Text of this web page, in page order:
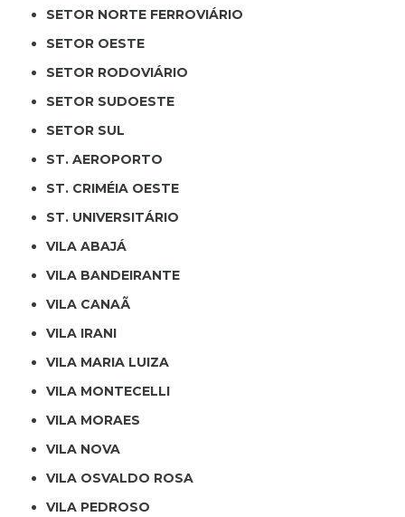
SETOR NORTE FERROVIÁRIO
SETOR OESTE
SETOR RODOVIÁRIO
SETOR SUDOESTE
SETOR SUL
ST. AEROPORTO
ST. CRIMÉIA OESTE
ST. UNIVERSITÁRIO
VILA ABAJÁ
VILA BANDEIRANTE
VILA CANAÃ
VILA IRANI
VILA MARIA LUIZA
VILA MONTECELLI
VILA MORAES
VILA NOVA
VILA OSVALDO ROSA
VILA PEDROSO